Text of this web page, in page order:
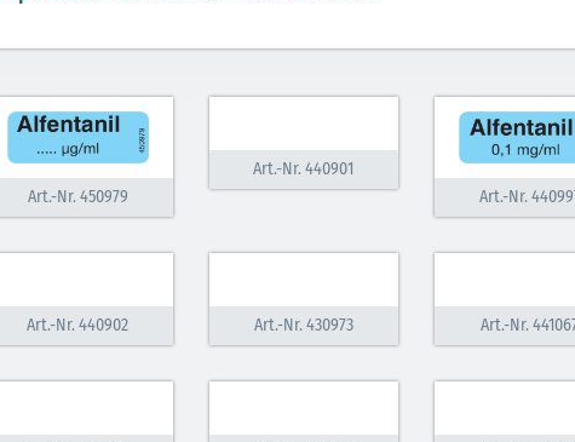
Art.-Nr. 450979
Art.-Nr. 440901
Art.-Nr.
Art.-Nr. 440902 Art.-Nr. 430973 Art.-Nr.